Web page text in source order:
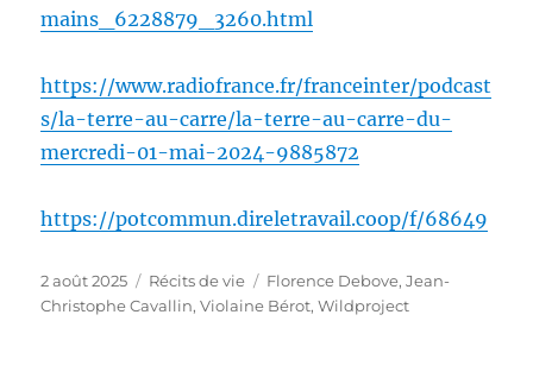
mains_6228879_3260.html
https://www.radiofrance.fr/franceinter/podcast
s/la-terre-au-carre/la-terre-au-carre-du-
mercredi-01-mai-2024-9885872
https://potcommun.direletravail.coop/f/68649
Publié
le
2 août 2025 Catégories
Récits de vie Étiquettes
Florence Debove,Jean-
Christophe Cavallin,Violaine Bérot,Wildproject